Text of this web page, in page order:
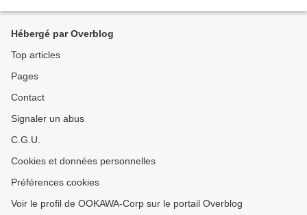
Hébergé par Overblog
Top articles
Pages
Contact
Signaler un abus
C.G.U.
Cookies et données personnelles
Préférences cookies
Voir le profil de OOKAWA-Corp sur le portail Overblog